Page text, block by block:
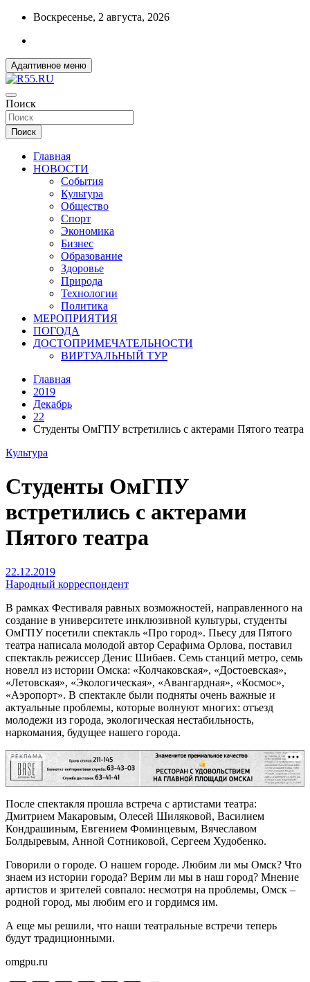
Перейти
содержимому
Воскресенье, 2 августа, 2026
Адаптивное меню
R55.RU
ДОБРЫЕ ВЕСТИ ИЗ ОМСКА
Поиск
Поиск
Главная
НОВОСТИ
События
Культура
Общество
Спорт
Экономика
Бизнес
Образование
Здоровье
Природа
Технологии
Политика
МЕРОПРИЯТИЯ
ПОГОДА
ДОСТОПРИМЕЧАТЕЛЬНОСТИ
ВИРТУАЛЬНЫЙ ТУР
Главная
2019
Декабрь
22
Студенты ОмГПУ встретились с актерами Пятого театра
Культура
Студенты ОмГПУ
встретились с актерами
Пятого театра
22.12.2019
Народный корреспондент
В рамках Фестиваля равных возможностей, направленного на
создание в университете инклюзивной культуры, студенты
ОмГПУ посетили спектакль «Про город». Пьесу для Пятого
театра написала молодой автор Серафима Орлова, поставил
спектакль режиссер Денис Шибаев. Семь станций метро, семь
новелл из истории Омска: «Колчаковская», «Достоевская»,
«Летовская», «Экологическая», «Авангардная», «Космос»,
«Аэропорт». В спектакле были подняты очень важные и
актуальные проблемы, которые волнуют многих: отъезд
молодежи из города, экологическая нестабильность,
наркомания, будущее нашего города.
РЕКЛАМА
После спектакля прошла встреча с артистами театра:
Дмитрием Макаровым, Олесей Шиляковой, Василием
Кондрашиным, Евгением Фоминцевым, Вячеславом
Болдыревым, Анной Сотниковой, Сергеем Худобенко.
Говорили о городе. О нашем городе. Любим ли мы Омск? Что
знаем из истории города? Верим ли мы в наш город? Мнение
артистов и зрителей совпало: несмотря на проблемы, Омск –
родной город, мы любим его и гордимся им.
А еще мы решили, что наши театральные встречи теперь
будут традиционными.
omgpu.ru